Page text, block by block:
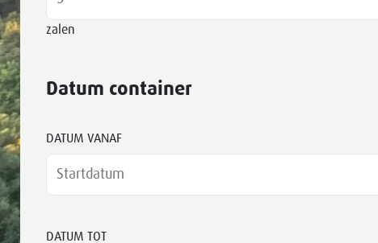
zalen
Datum container
DATUM VANAF
DATUM TOT